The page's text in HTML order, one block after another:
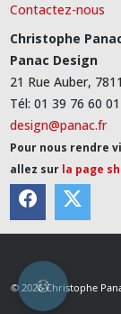
Contactez-nous
Christophe
Panac Design
21 Rue Auber,
Tél: 01 39 76 60 01
design@panac.fr
Pour nous rendre
allez sur la page
© 2026 Christophe